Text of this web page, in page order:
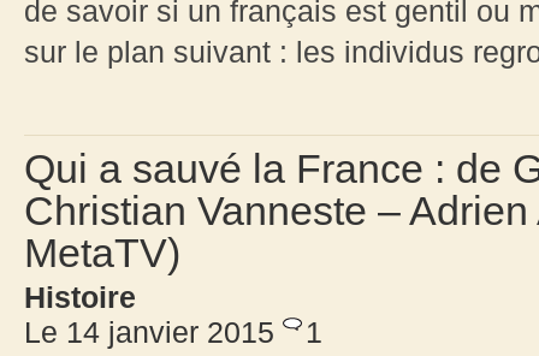
de savoir si un français est gentil ou
sur le plan suivant : les individus
Qui a sauvé la France : de
Christian Vanneste –
MetaTV)
Histoire
Le 14 janvier 2015
1